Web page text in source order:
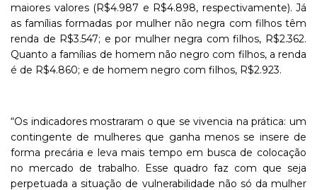
maiores valores (R$4.987 e R$4.898, respectivamente). Já
as famílias formadas por mulher não negra com filhos têm
renda de R$3.547; e por mulher negra com filhos, R$2.362.
Quanto a famílias de homem não negro com filhos, a renda
é de R$4.860; e de homem negro com filhos, R$2.923.
“Os indicadores mostraram o que se vivencia na prática: um
contingente de mulheres que ganha menos se insere de
forma precária e leva mais tempo em busca de colocação
no mercado de trabalho. Esse quadro faz com que seja
perpetuada a situação de vulnerabilidade não só da mulher